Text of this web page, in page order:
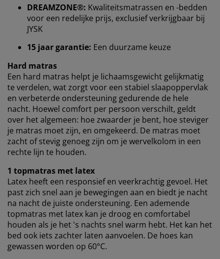
DREAMZONE®: Kwaliteitsmatrassen en -bedden
voor een redelijke prijs, exclusief verkrijgbaar bij
JYSK
15 jaar garantie: Een duurzame keuze
Hard matras
Een hard matras helpt je ​​lichaamsgewicht gelijkmatig
te verdelen, wat zorgt voor een stabiel slaapoppervlak
en verbeterde ondersteuning gedurende de hele
nacht. Hoewel comfort per persoon verschilt, geldt
over het algemeen: hoe zwaarder je bent, hoe steviger
je matras moet zijn, en omgekeerd. De matras moet
zacht of stevig genoeg zijn om je wervelkolom in een
rechte lijn te houden.
1 topmatras met latex
Latex heeft een responsief en veerkrachtig gevoel. Het
past zich snel aan je bewegingen aan en biedt je nacht
na nacht de juiste ondersteuning. Een ademende
topmatras met latex kan je droog en comfortabel
houden als je het 's nachts snel warm hebt. Het kan het
bed ook iets zachter laten aanvoelen. De hoes kan
gewassen worden op 60°C.
Wanneer je marketingcookies accepteert, delen we je
browsergegevens met marketingpartners (zoals
Google, Meta en Tiktok) voor gepersonaliseerde en
vaste advertenties. Je kunt meer lezen over de
doeleinden via ''Aanpassen'' en je toestemming op elk
moment intrekken door op het cookie-icoontje te
klikken. Door op ''Alles accepteren'' te klikken, ga je
akkoord met alle drie de doeleinden. Lees meer over
onzeverzameling en verwerking van
persoonsgegevensen onscookiebeleid